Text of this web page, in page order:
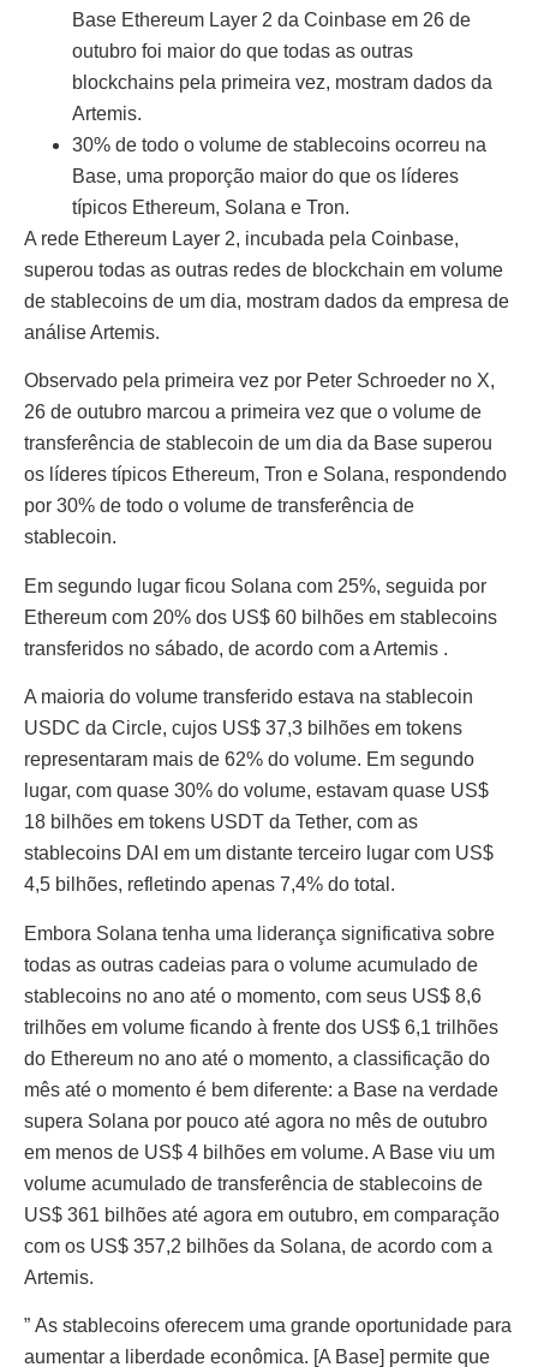
Base Ethereum Layer 2 da Coinbase em 26 de
outubro foi maior do que todas as outras
blockchains pela primeira vez, mostram dados da
Artemis.
30% de todo o volume de stablecoins ocorreu na
Base, uma proporção maior do que os líderes
típicos Ethereum, Solana e Tron.
A rede Ethereum Layer 2, incubada pela Coinbase,
superou todas as outras redes de blockchain em volume
de stablecoins de um dia, mostram dados da empresa de
análise Artemis.
Observado pela primeira vez por Peter Schroeder no X,
26 de outubro marcou a primeira vez que o volume de
transferência de stablecoin de um dia da Base superou
os líderes típicos Ethereum, Tron e Solana, respondendo
por 30% de todo o volume de transferência de
stablecoin.
Em segundo lugar ficou Solana com 25%, seguida por
Ethereum com 20% dos US$ 60 bilhões em stablecoins
transferidos no sábado, de acordo com a Artemis .
A maioria do volume transferido estava na stablecoin
USDC da Circle, cujos US$ 37,3 bilhões em tokens
representaram mais de 62% do volume. Em segundo
lugar, com quase 30% do volume, estavam quase US$
18 bilhões em tokens USDT da Tether, com as
stablecoins DAI em um distante terceiro lugar com US$
4,5 bilhões, refletindo apenas 7,4% do total.
Embora Solana tenha uma liderança significativa sobre
todas as outras cadeias para o volume acumulado de
stablecoins no ano até o momento, com seus US$ 8,6
trilhões em volume ficando à frente dos US$ 6,1 trilhões
do Ethereum no ano até o momento, a classificação do
mês até o momento é bem diferente: a Base na verdade
supera Solana por pouco até agora no mês de outubro
em menos de US$ 4 bilhões em volume. A Base viu um
volume acumulado de transferência de stablecoins de
US$ 361 bilhões até agora em outubro, em comparação
com os US$ 357,2 bilhões da Solana, de acordo com a
Artemis.
” As stablecoins oferecem uma grande oportunidade para
aumentar a liberdade econômica. [A Base] permite que